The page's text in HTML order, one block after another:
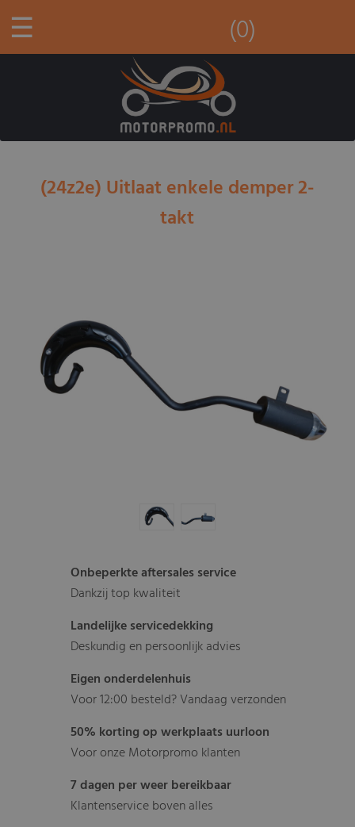
☰ (0)
(24z2e) Uitlaat enkele demper 2-
takt
Onbeperkte aftersales service
Dankzij top kwaliteit
Landelijke servicedekking
Deskundig en persoonlijk advies
Eigen onderdelenhuis
Voor 12:00 besteld? Vandaag verzonden
50% korting op werkplaats uurloon
Voor onze Motorpromo klanten
7 dagen per weer bereikbaar
Klantenservice boven alles